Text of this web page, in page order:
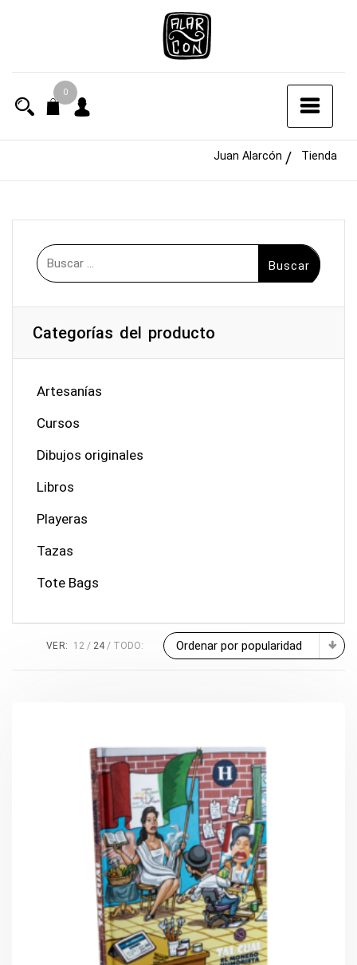
0
Juan Alarcón Tienda
Ordenar por popularidad
VER: 12 24 TODO:
Buscar:
Categorías del producto
Artesanías
Cursos
Dibujos originales
Libros
Playeras
Tazas
Tote Bags